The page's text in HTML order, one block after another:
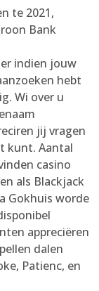
te 2021,
Bank
indien jouw
hebt
Wi over u
jij vragen
kunt. Aantal
casino
als Blackjack
Gokhuis worde
appreciëren
dalen
Patienc, en